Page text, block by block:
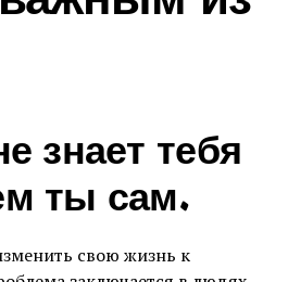
знает тебя
ты сам.
свою жизнь к